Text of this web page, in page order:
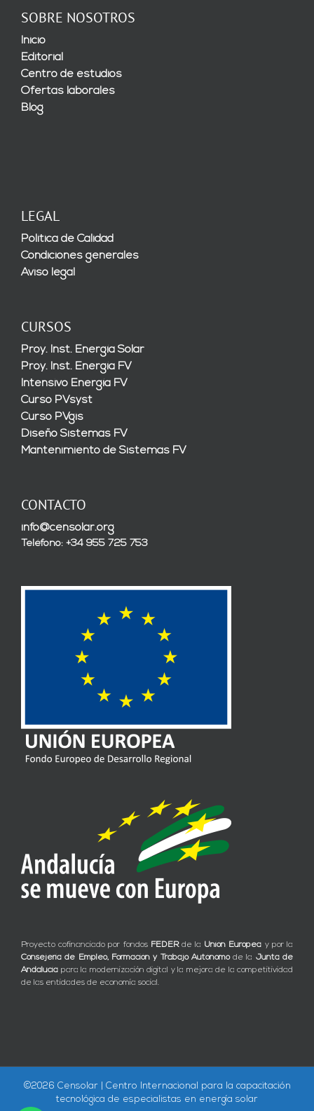
SOBRE NOSOTROS
Inicio
Editorial
Centro de estudios
Ofertas laborales
Blog
LEGAL
Política de Calidad
Condiciones generales
Aviso legal
CURSOS
Proy. Inst. Energía Solar
Proy. Inst. Energía FV
Intensivo Energía FV
Curso PVsyst
Curso PVgis
Diseño Sistemas FV
Mantenimiento de Sistemas FV
CONTACTO
info@censolar.org
Teléfono: +34 955 725 753
Proyecto cofinanciado por fondos FEDERde la Unión Europea y por la
Consejería de Empleo, Formación y Trabajo Autónomode la Junta de
Andalucía para la modernización digital y la mejora de la competitividad
de las entidades de economía social.
©2026 Censolar | Centro Internacional para la capacitación
tecnológica de especialistas en energía solar